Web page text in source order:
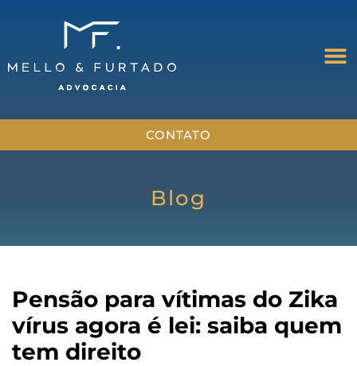
CONTATO
Blog
Pensão para vítimas do Zika
vírus agora é lei: saiba quem
tem direito